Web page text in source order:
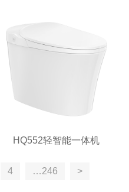
HQ552轻智能一体机
4 …246 >